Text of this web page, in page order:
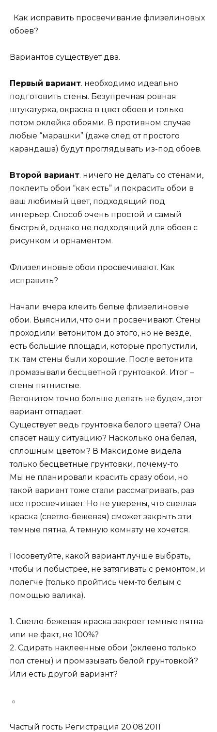
Как исправить просвечивание флизелиновых
обоев?
Вариантов существует два.
Первый вариант. необходимо идеально
подготовить стены. Безупречная ровная
штукатурка, окраска в цвет обоев и только
потом оклейка обоями. В противном случае
любые “марашки” (даже след от простого
карандаша) будут проглядывать из-под обоев.
Второй вариант. ничего не делать со стенами,
поклеить обои “как есть” и покрасить обои в
ваш любимый цвет, подходящий под
интерьер. Способ очень простой и самый
быстрый, однако не подходящий для обоев с
рисунком и орнаментом.
Флизелиновые обои просвечивают. Как
исправить?
Начали вчера клеить белые флизелиновые
обои. Выяснили, что они просвечивают. Стены
проходили ветонитом до этого, но не везде,
есть большие площади, которые пропустили,
т.к. там стены были хорошие. После ветонита
промазывали бесцветной грунтовкой. Итог –
стены пятнистые.
Ветонитом точно больше делать не будем, этот
вариант отпадает.
Существует ведь грунтовка белого цвета? Она
спасет нашу ситуацию? Насколько она белая,
сплошным цветом? В Максидоме видела
только бесцветные грунтовки, почему-то.
Мы не планировали красить сразу обои, но
такой вариант тоже стали рассматривать, раз
все просвечивает. Но не уверены, что светлая
краска (светло-бежевая) сможет закрыть эти
темные пятна. А темную комнату не хочется.
Посоветуйте, какой вариант лучше выбрать,
чтобы и побыстрее, не затягивать с ремонтом, и
полегче (только пройтись чем-то белым с
помощью валика).
1. Светло-бежевая краска закроет темные пятна
или не факт, не 100%?
2. Сдирать наклеенные обои (оклеено только
пол стены) и промазывать белой грунтовкой?
Или есть другой вариант?
Частый гость Регистрация 20.08.2011